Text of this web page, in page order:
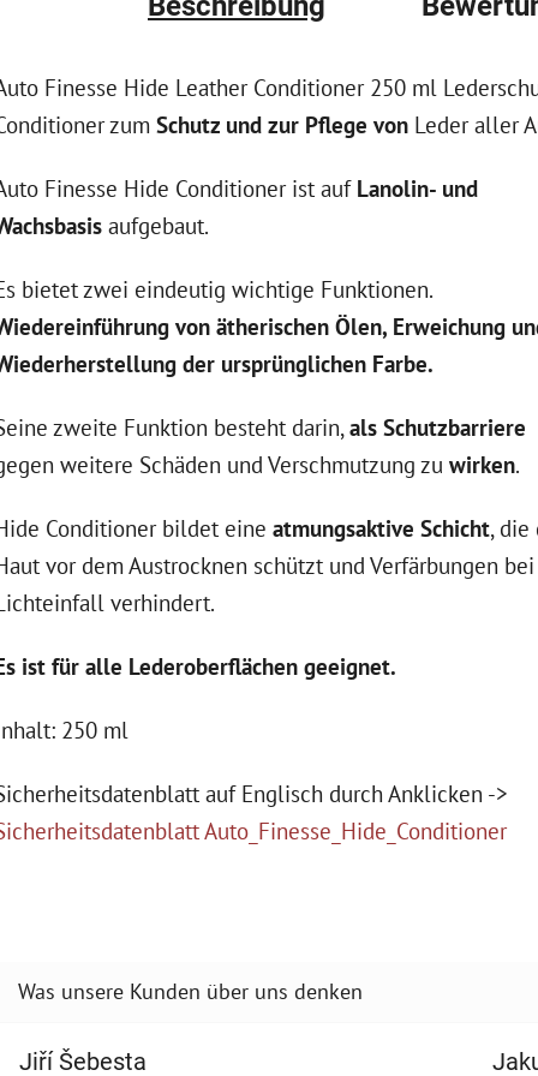
Finesse Hide Leather Conditioner 250 ml
zum Schutz und zur Pflege von Leder aller
Finesse Hide Conditioner ist auf Lanolin- und
aufgebaut.
bietet zwei eindeutig wichtige Funktionen.
von ätherischen Ölen, Erweichung
der ursprünglichen Farbe.
zweite Funktion besteht darin,als Schutzbarriere
weitere Schäden und Verschmutzung zu wirken.
Conditioner bildet eine atmungsaktive Schicht, die
vor dem Austrocknen schützt und Verfärbungen bei
verhindert.
ist für alle Lederoberflächen geeignet.
250 ml
auf Englisch durch Anklicken ->
Auto_Finesse_Hide_Conditioner
Jiří Šebesta